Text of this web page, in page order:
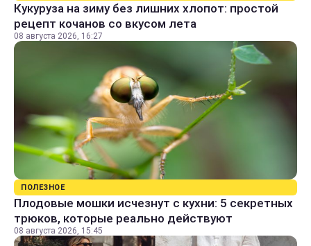
Кукуруза на зиму без лишних хлопот: простой
рецепт кочанов со вкусом лета
08 августа 2026, 16:27
ПОЛЕЗНОЕ
Плодовые мошки исчезнут с кухни: 5 секретных
трюков, которые реально действуют
08 августа 2026, 15:45